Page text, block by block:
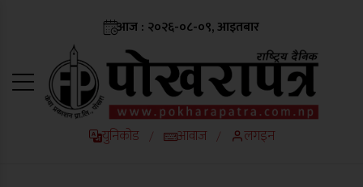
आज : २०२६-०८-०९, आइतबार
युनिकोड / आवाज / लगइन